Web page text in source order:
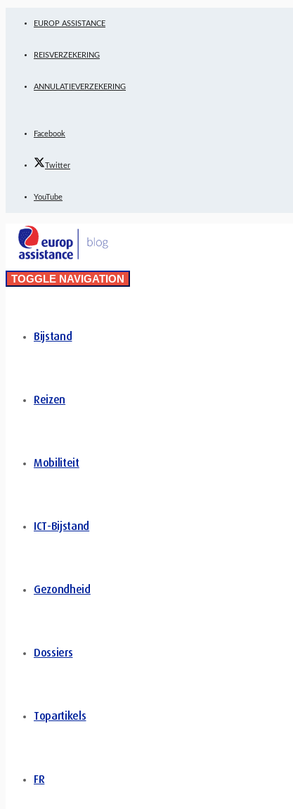
EUROP ASSISTANCE
REISVERZEKERING
ANNULATIEVERZEKERING
Facebook
Twitter
YouTube
TOGGLE NAVIGATION
Bijstand
Reizen
Mobiliteit
ICT-Bijstand
Gezondheid
Dossiers
Topartikels
FR